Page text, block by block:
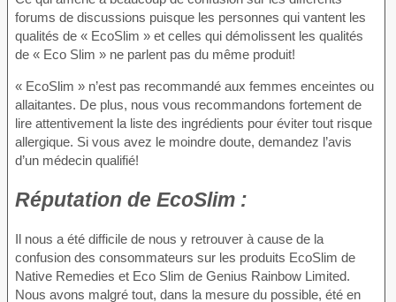
forums de discussions puisque les personnes qui vantent les
qualités de « EcoSlim » et celles qui démolissent les qualités
de « Eco Slim » ne parlent pas du même produit!
« EcoSlim » n’est pas recommandé aux femmes enceintes ou
allaitantes. De plus, nous vous recommandons fortement de
lire attentivement la liste des ingrédients pour éviter tout risque
allergique. Si vous avez le moindre doute, demandez l’avis
d’un médecin qualifié!
Réputation de EcoSlim :
Il nous a été difficile de nous y retrouver à cause de la
confusion des consommateurs sur les produits EcoSlim de
Native Remedies et Eco Slim de Genius Rainbow Limited.
Nous avons malgré tout, dans la mesure du possible, été en